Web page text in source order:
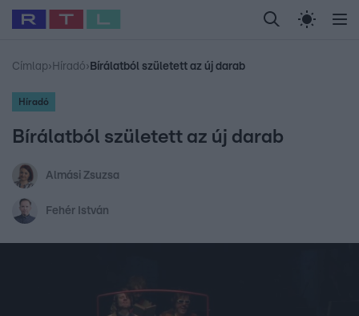
Legfrissebb RTL Híradó Randi Celeb vagyok,
Babits Marcella Most Wanted Gallusz
Címlap› Híradó› Bírálatból született az új darab
Híradó
Bírálatból született az új darab
Almási Zsuzsa
Fehér István